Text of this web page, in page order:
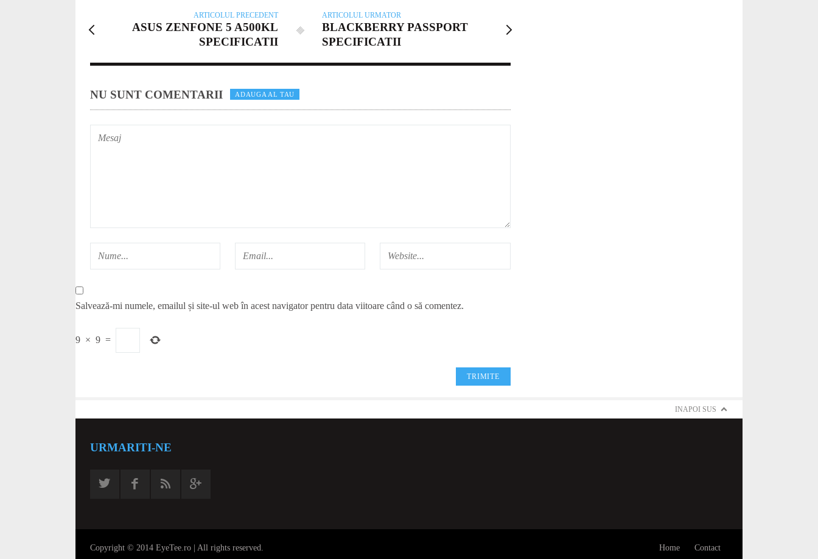
ARTICOLUL PRECEDENT
ASUS ZENFONE 5 A500KL
SPECIFICATII
ARTICOLUL URMATOR
BLACKBERRY PASSPORT
SPECIFICATII
NU SUNT COMENTARII ADAUGA AL TAU
Salvează-mi numele, emailul și site-ul web în acest navigator pentru data viitoare când o să comentez.
9 × 9 =
INAPOI SUS
URMARITI-NE
Copyright © 2014 EyeTee.ro | All rights reserved. Home Contact